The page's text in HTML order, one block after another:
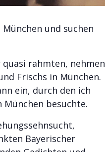
und suchen
quasi rahmten, nehmen
Frischs in München.
ein, durch den ich
München besuchte.
Bayerischer